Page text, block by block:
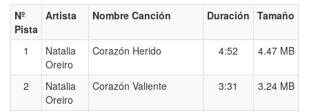
Nº
Pista
Artista Nombre Canción Duración Tamaño
1
Natalia
Oreiro
Corazón Herido 4:52 4.47 MB
2
Natalia
Oreiro
Corazón Valiente 3:31 3.24 MB